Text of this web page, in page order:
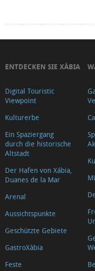
ENTDECKEN SIE XÀBIA
Digital Touristic
Viewpoint
Kulturerbe
Ein Spaziergang
durch die historische
Altstadt
Der Hafen von Xábia,
Duanes de la Mar
Arenal
Aussichtspunkte
Geschützte Gebiete
GastroXàbia
Feste